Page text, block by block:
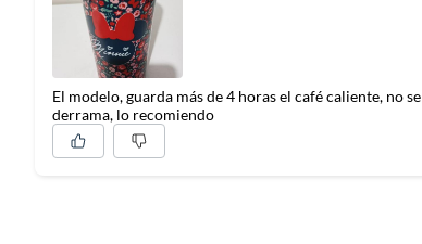
El modelo, guarda más de 4 horas el café caliente, no se
derrama, lo recomiendo